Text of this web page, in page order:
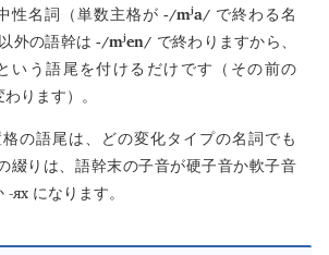
性名詞（単数主格が-/mʲa/ で終わる名
外の語幹は-/mʲen/ で終わりますから、
いう語尾を付けるだけです（その前の
ります）。
の語尾は、どの変化タイプの名詞でも
綴りは、語幹末の子音が硬子音か軟子音
-ях になります。